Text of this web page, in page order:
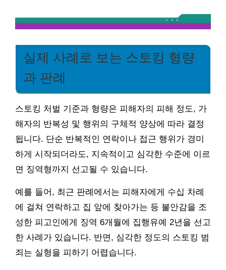
실제 사례로 보는 스토킹 형량
과 판례
스토킹 처벌 기준과 형량은 피해자의 피해 정도, 가
해자의 반복성 및 행위의 구체적 양상에 따라 결정
됩니다. 단순 반복적인 연락이나 접근 행위가 경미
하게 시작되더라도, 지속적이고 심각한 수준에 이르
면 징역형까지 선고될 수 있습니다.
예를 들어, 최근 판례에서는 피해자에게 수십 차례
에 걸쳐 연락하고 집 앞에 찾아가는 등 불안감을 조
성한 피고인에게 징역 6개월에 집행유예 2년을 선고
한 사례가 있습니다. 반면, 심각한 정도의 스토킹 범
죄는 실형을 피하기 어렵습니다.